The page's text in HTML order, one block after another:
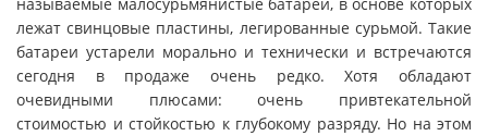
лежат свинцовые пластины, легированные сурьмой. Такие
батареи устарели морально и технически и встречаются
сегодня в продаже очень редко. Хотя обладают
очевидными плюсами: очень привтекательной
стоимостью и стойкостью к глубокому разряду. Но на этом